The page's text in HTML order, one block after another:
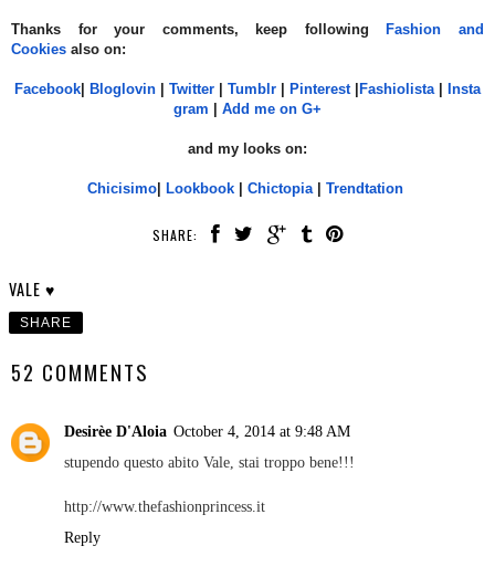
Thanks for your comments, keep following
Fashion and
Cookies also on:
Facebook Bloglovin Twitter Tumblr Pinterest Fashiolista
Insta
gram
Add me on G+
and my looks on:
Chicisimo Lookbook Chictopia Trendtation
SHARE:
VALE ♥
SHARE
52 COMMENTS
Desirèe D'Aloia October 4, 2014 at 9:48 AM
stupendo questo abito Vale, stai troppo bene!!!
http://www.thefashionprincess.it
Reply